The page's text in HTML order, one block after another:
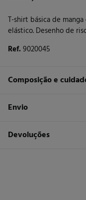
T-shirt básica de
elástico. Desenho de
Ref.9020045
Composição e
Composição
Cuidados
Envio
STANDARD
Devoluções